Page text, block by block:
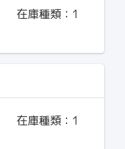
在庫種類： 1
在庫種類： 1